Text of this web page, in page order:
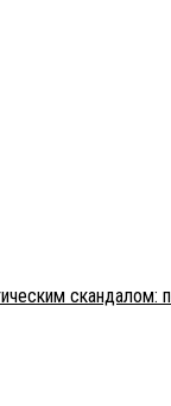
скандалом: